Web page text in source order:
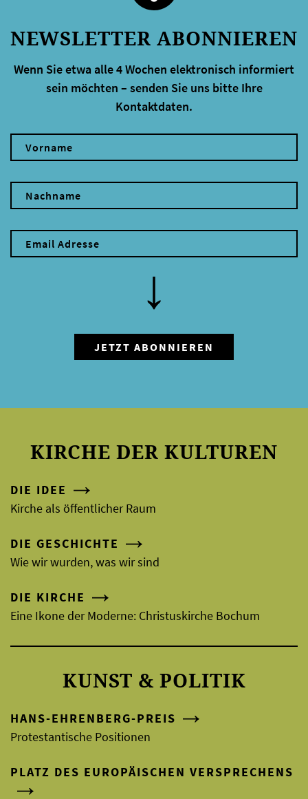
NEWSLETTER ABONNIEREN
Wenn Sie etwa alle 4 Wochen elektronisch informiert
sein möchten – senden Sie uns bitte Ihre
Kontaktdaten.
KIRCHE DER KULTUREN
DIE IDEE
Kirche als öffentlicher Raum
DIE GESCHICHTE
Wie wir wurden, was wir sind
DIE KIRCHE
Eine Ikone der Moderne: Christuskirche Bochum
KUNST & POLITIK
HANS-EHRENBERG-PREIS
Protestantische Positionen
PLATZ DES EUROPÄISCHEN VERSPRECHENS